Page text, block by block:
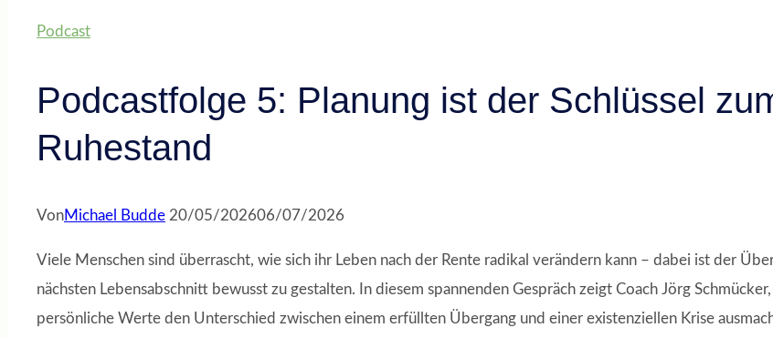
Podcast
Podcastfolge 5: Planung ist der Schlüssel
Ruhestand
VonMichael Budde 20/05/202606/07/2026
Viele Menschen sind überrascht, wie sich ihr Leben nach der Rente radikal verändern kann – dabei ist der
nächsten Lebensabschnitt bewusst zu gestalten. In diesem spannenden Gespräch zeigt Coach Jörg
persönliche Werte den Unterschied zwischen einem erfüllten Übergang und einer existenziellen Krise